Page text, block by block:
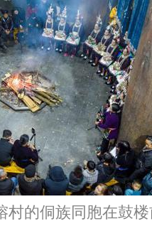
村的侗族同胞在鼓